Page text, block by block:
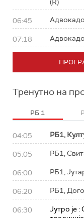
(R)
06:45
07:18
Тренутно на
РБ 1
04:05 РБ1,
05:05 РБ1,
06:00 РБ1,
06:20 РБ1,
06:30
Јутро је